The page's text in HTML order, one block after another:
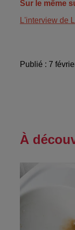
Sur le même
L'interview de
Publié : 7
À